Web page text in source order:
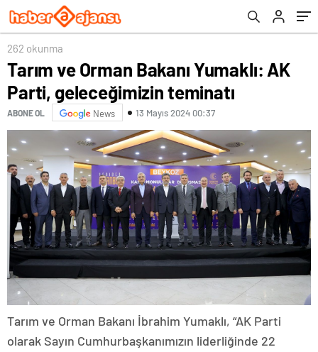
262 okunma
Tarım ve Orman Bakanı Yumaklı: AK
Parti, geleceğimizin teminatı
ABONE OL News 13 Mayıs 2024 00:37
Tarım ve Orman Bakanı İbrahim Yumaklı, “AK Parti
olarak Sayın Cumhurbaşkanımızın liderliğinde 22